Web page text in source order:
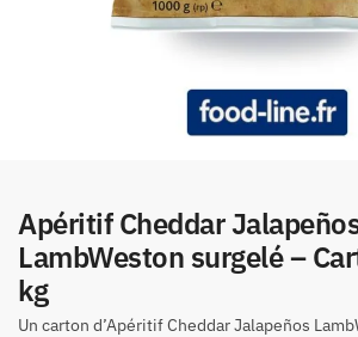
Apéritif Cheddar
LambWeston surgelé –
kg
Un carton d’Apéritif Cheddar Jalapeños